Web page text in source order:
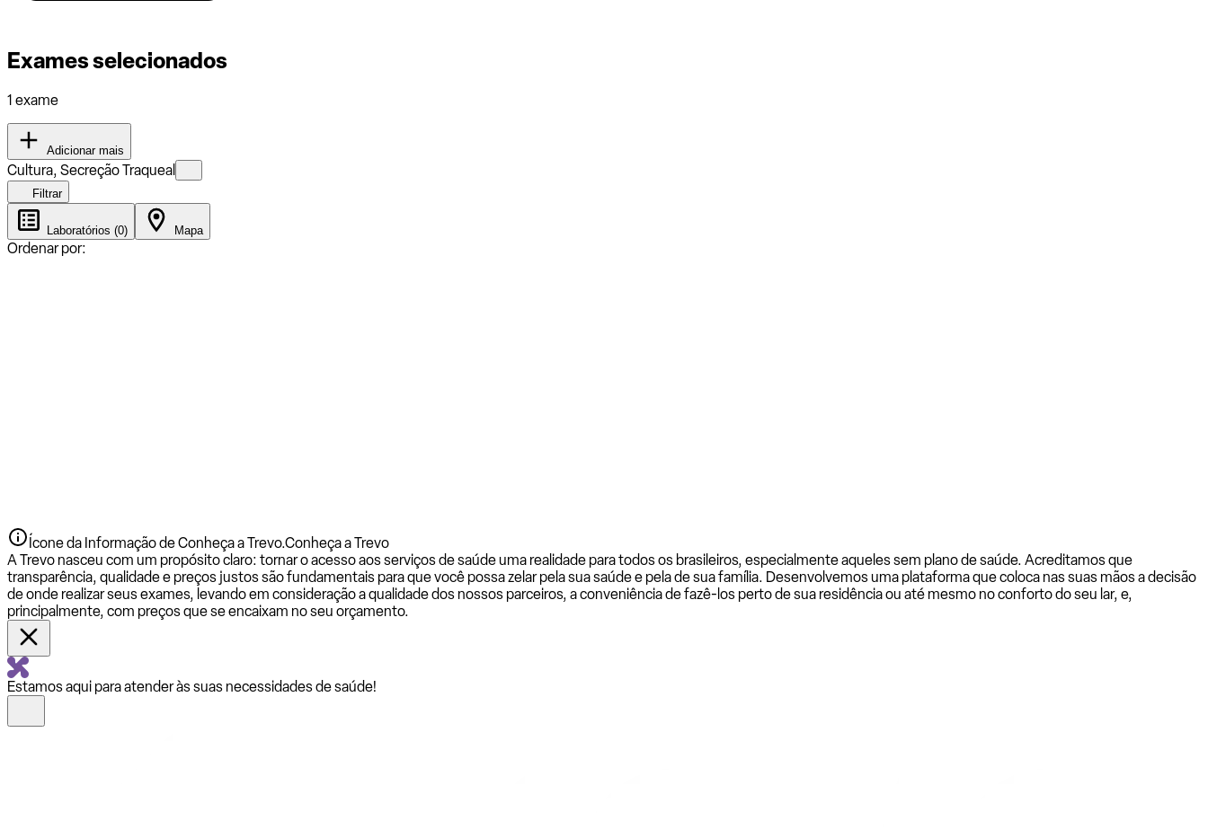
Exames selecionados
1 exame
Adicionar mais
Cultura, Secreção Traqueal
Filtrar
Laboratórios (0) Mapa
Ordenar por:
Ícone da Informação de Conheça a Trevo.Conheça a Trevo
A Trevo nasceu com um propósito claro: tornar o acesso aos serviços de saúde uma realidade para todos os brasileiros, especialmente aqueles sem plano de saúde. Acreditamos que
transparência, qualidade e preços justos são fundamentais para que você possa zelar pela sua saúde e pela de sua família. Desenvolvemos uma plataforma que coloca nas suas mãos a decisão
de onde realizar seus exames, levando em consideração a qualidade dos nossos parceiros, a conveniência de fazê-los perto de sua residência ou até mesmo no conforto do seu lar, e,
principalmente, com preços que se encaixam no seu orçamento.
Estamos aqui para atender às suas necessidades de saúde!